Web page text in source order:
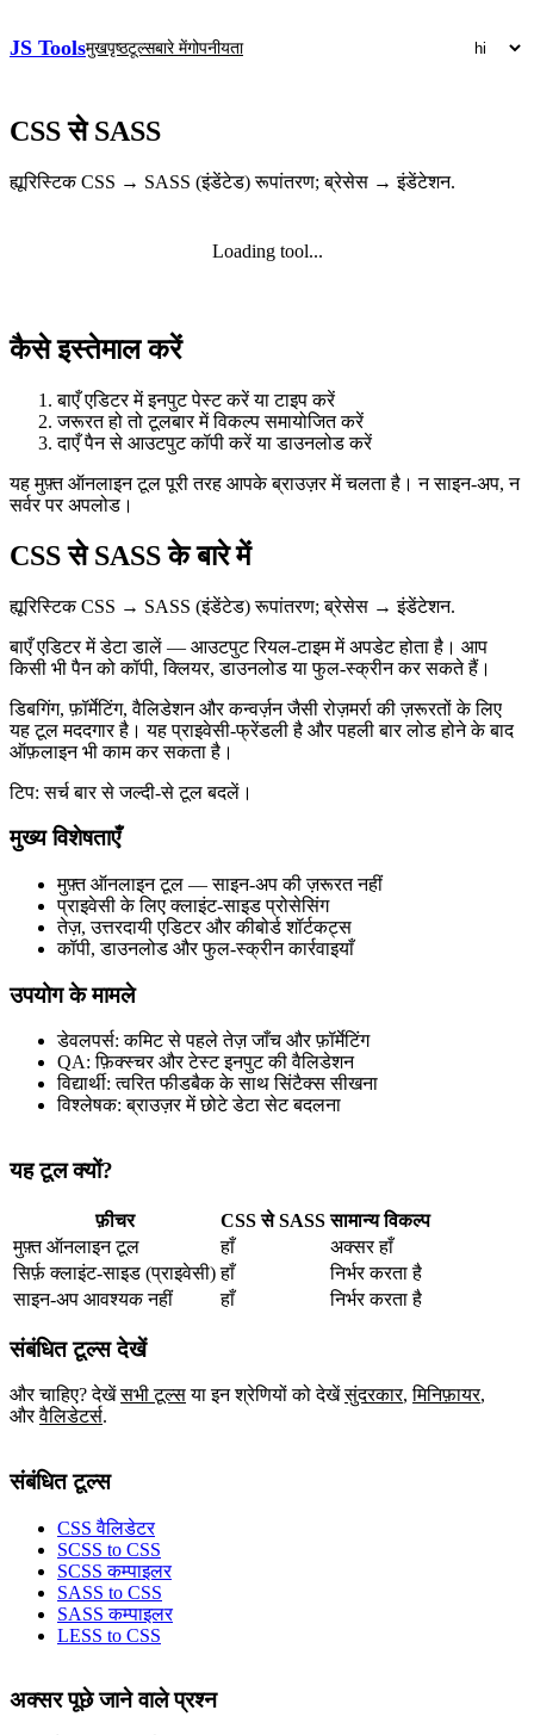
JS Toolsमुखपृष्ठटूल्सबारे मेंगोपनीयता
CSS से SASS
ह्यूरिस्टिक CSS → SASS (इंडेंटेड) रूपांतरण; ब्रेसेस → इंडेंटेशन.
Loading tool...
कैसे इस्तेमाल करें
बाएँ एडिटर में इनपुट पेस्ट करें या टाइप करें
जरूरत हो तो टूलबार में विकल्प समायोजित करें
दाएँ पैन से आउटपुट कॉपी करें या डाउनलोड करें
यह मुफ़्त ऑनलाइन टूल पूरी तरह आपके ब्राउज़र में चलता है। न साइन‑अप, न
सर्वर पर अपलोड।
CSS से SASS के बारे में
ह्यूरिस्टिक CSS → SASS (इंडेंटेड) रूपांतरण; ब्रेसेस → इंडेंटेशन.
बाएँ एडिटर में डेटा डालें — आउटपुट रियल‑टाइम में अपडेट होता है। आप
किसी भी पैन को कॉपी, क्लियर, डाउनलोड या फुल‑स्क्रीन कर सकते हैं।
डिबगिंग, फ़ॉर्मेटिंग, वैलिडेशन और कन्वर्ज़न जैसी रोज़मर्रा की ज़रूरतों के लिए
यह टूल मददगार है। यह प्राइवेसी‑फ्रेंडली है और पहली बार लोड होने के बाद
ऑफ़लाइन भी काम कर सकता है।
टिप: सर्च बार से जल्दी‑से टूल बदलें।
मुख्य विशेषताएँ
मुफ़्त ऑनलाइन टूल — साइन‑अप की ज़रूरत नहीं
प्राइवेसी के लिए क्लाइंट‑साइड प्रोसेसिंग
तेज़, उत्तरदायी एडिटर और कीबोर्ड शॉर्टकट्स
कॉपी, डाउनलोड और फुल‑स्क्रीन कार्रवाइयाँ
उपयोग के मामले
डेवलपर्स: कमिट से पहले तेज़ जाँच और फ़ॉर्मेटिंग
QA: फ़िक्स्चर और टेस्ट इनपुट की वैलिडेशन
विद्यार्थी: त्वरित फीडबैक के साथ सिंटैक्स सीखना
विश्लेषक: ब्राउज़र में छोटे डेटा सेट बदलना
यह टूल क्यों?
फ़ीचर CSS से SASS सामान्य विकल्प
मुफ़्त ऑनलाइन टूल
हाँ
अक्सर हाँ
सिर्फ़ क्लाइंट‑साइड (प्राइवेसी) हाँ
निर्भर करता है
साइन‑अप आवश्यक नहीं
हाँ निर्भर करता है
संबंधित टूल्स देखें
और चाहिए? देखें सभी टूल्स या इन श्रेणियों को देखें सुंदरकार,मिनिफ़ायर,
और वैलिडेटर्स.
संबंधित टूल्स
CSS वैलिडेटर
SCSS to CSS
SCSS कम्पाइलर
SASS to CSS
SASS कम्पाइलर
LESS to CSS
अक्सर पूछे जाने वाले प्रश्न